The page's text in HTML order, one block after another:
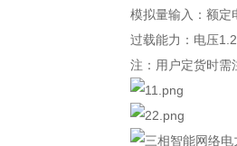
模拟量输入：额定
过载能力：电压
注：用户定货时需